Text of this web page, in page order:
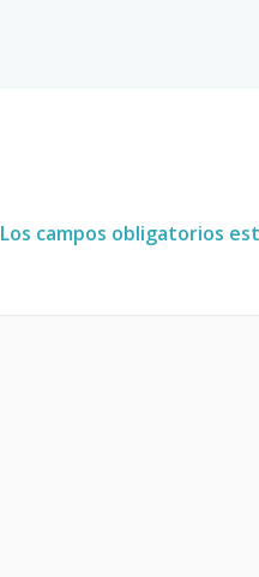
Los campos obligatorios